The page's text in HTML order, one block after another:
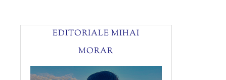
EDITORIALE MIHAI
MORAR